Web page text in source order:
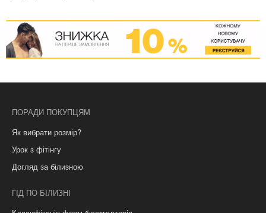
ПОРАДИ ПОКУПЦЯМ
Як вибрати розмір?
Урок з фітінгу
Догляд за білизною
ГІД ПО БІЛИЗНІ